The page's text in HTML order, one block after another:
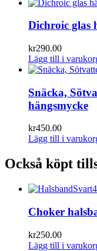
Dichroic glas
kr290.00
Lägg till i
Snäcka,
hängsmycke
kr450.00
Lägg till i
Också köpt
Choker
kr250.00
Lägg till i